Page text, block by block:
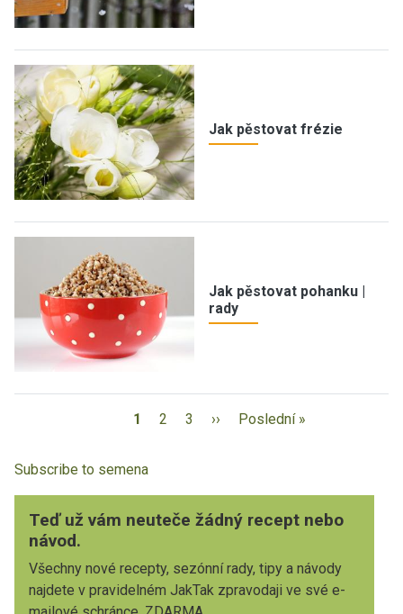
Jak pěstovat frézie
Jak pěstovat pohanku |
rady
1 2 3 ›› Poslední »
Subscribe to semena
Teď už vám neuteče žádný recept nebo
návod.
Všechny nové recepty, sezónní rady, tipy a návody
najdete v pravidelném JakTak zpravodaji ve své e-